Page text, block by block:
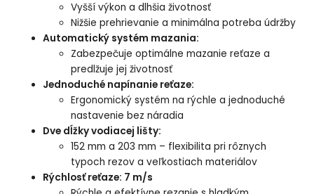
Vyšší výkon a dlhšia životnosť
Nižšie prehrievanie a minimálna potreba údržby
Automatický systém mazania:
Zabezpečuje optimálne mazanie reťaze a
predlžuje jej životnosť
Jednoduché napínanie reťaze:
Ergonomický systém na rýchle a jednoduché
nastavenie bez náradia
Dve dĺžky vodiacej lišty:
152 mm a 203 mm – flexibilita pri rôznych
typoch rezov a veľkostiach materiálov
Rýchlosť reťaze: 7 m/s